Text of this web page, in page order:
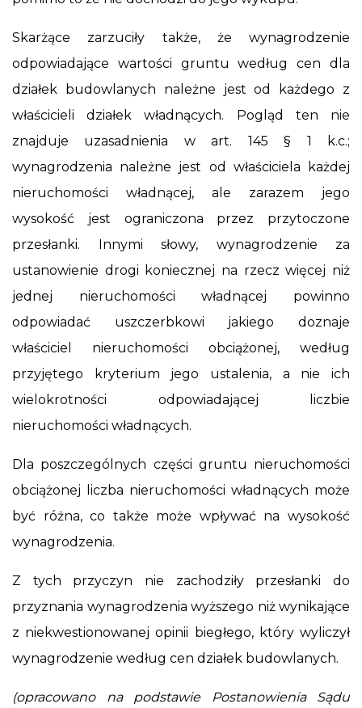
Skarżące zarzuciły także, że wynagrodzenie
odpowiadające wartości gruntu według cen dla
działek budowlanych należne jest od każdego z
właścicieli działek władnących. Pogląd ten nie
znajduje uzasadnienia w art. 145 § 1 k.c.;
wynagrodzenia należne jest od właściciela każdej
nieruchomości władnącej, ale zarazem jego
wysokość jest ograniczona przez przytoczone
przesłanki. Innymi słowy, wynagrodzenie za
ustanowienie drogi koniecznej na rzecz więcej niż
jednej nieruchomości władnącej powinno
odpowiadać uszczerbkowi jakiego doznaje
właściciel nieruchomości obciążonej, według
przyjętego kryterium jego ustalenia, a nie ich
wielokrotności odpowiadającej liczbie
nieruchomości władnących.
Dla poszczególnych części gruntu nieruchomości
obciążonej liczba nieruchomości władnących może
być różna, co także może wpływać na wysokość
wynagrodzenia.
Z tych przyczyn nie zachodziły przesłanki do
przyznania wynagrodzenia wyższego niż wynikające
z niekwestionowanej opinii biegłego, który wyliczył
wynagrodzenie według cen działek budowlanych.
(opracowano na podstawie Postanowienia Sądu